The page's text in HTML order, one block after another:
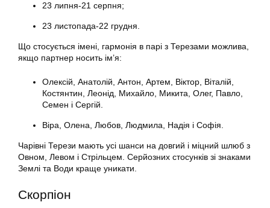
23 липня-21 серпня;
23 листопада-22 грудня.
Що стосується імені, гармонія в парі з Терезами можлива,
якщо партнер носить ім’я:
Олексій, Анатолій, Антон, Артем, Віктор, Віталій,
Костянтин, Леонід, Михайло, Микита, Олег, Павло,
Семен і Сергій.
Віра, Олена, Любов, Людмила, Надія і Софія.
Чарівні Терези мають усі шанси на довгий і міцний шлюб з
Овном, Левом і Стрільцем. Серйозних стосунків зі знаками
Землі та Води краще уникати.
Скорпіон